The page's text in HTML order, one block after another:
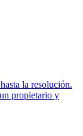
la resolución.
propietario y